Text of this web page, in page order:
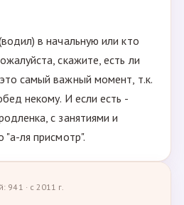
в начальную или кто
скажите, есть ли
самый важный момент, т.к.
некому. И если есть -
с занятиями и
"а-ля присмотр".
941 · с 2011 г.